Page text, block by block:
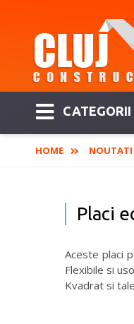
CATEGORII
HOME NOUTATI
Placi
Aceste placi
Flexibile si
Kvadrat si